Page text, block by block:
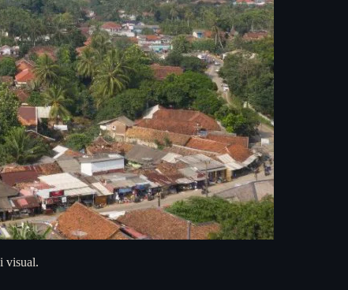
visual.